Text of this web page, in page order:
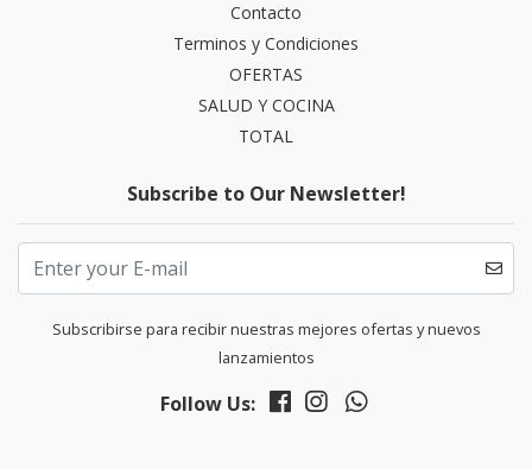
Contacto
Terminos y Condiciones
OFERTAS
SALUD Y COCINA
TOTAL
Subscribe to Our Newsletter!
Subscribirse para recibir nuestras mejores ofertas y nuevos
lanzamientos
Follow Us: